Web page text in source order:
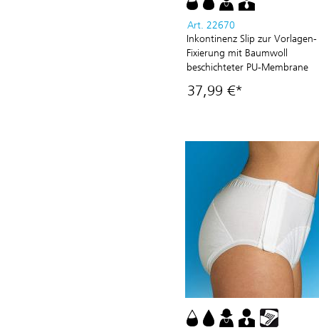
Art. 22670
Inkontinenz Slip zur Vorlagen-
Fixierung mit Baumwoll
beschichteter PU-Membrane
37,99 €*